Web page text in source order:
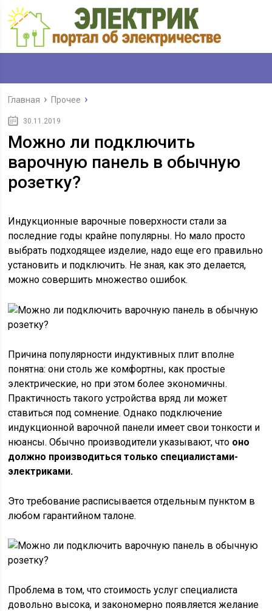
Главная Прочее
30.11.2019
Можно ли подключить
варочную панель в обычную
розетку?
Индукционные варочные поверхности стали за
последние годы крайне популярны. Но мало просто
выбрать подходящее изделие, надо еще его правильно
установить и подключить. Не зная, как это делается,
можно совершить множество ошибок.
Причина популярности индуктивных плит вполне
понятна: они столь же комфортны, как простые
электрические, но при этом более экономичны.
Практичность такого устройства вряд ли может
ставиться под сомнение. Однако подключение
индукционной варочной панели имеет свои тонкости и
нюансы. Обычно производители указывают, что оно
должно производиться только специалистами-
электриками.
Это требование расписывается отдельным пунктом в
любом гарантийном талоне.
Проблема в том, что стоимость услуг специалиста
довольно высока, и закономерно появляется желание